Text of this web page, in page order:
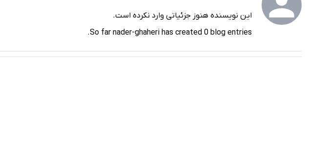
این نویسنده هنوز جزئیاتی وارد نکرده است.
So far nader-ghaheri has created 0 blog entries.